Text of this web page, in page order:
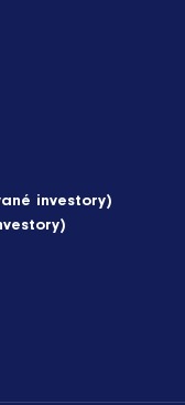
investory)